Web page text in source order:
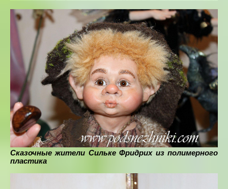
Сказочные жители Сильке Фридрих из полимерного
пластика